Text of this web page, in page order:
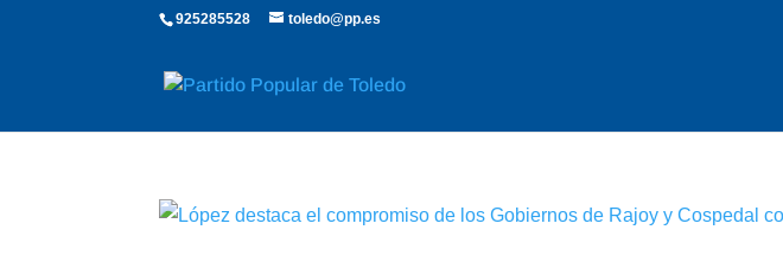
925285528 toledo@pp.es